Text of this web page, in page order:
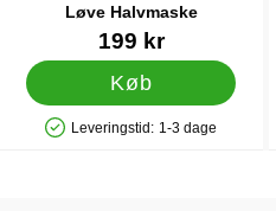
Løve Halvmaske
Varenr 19383199 kr
Køb
Produkttilgængelighed: På lager
Leveringstid: 1-3 dage